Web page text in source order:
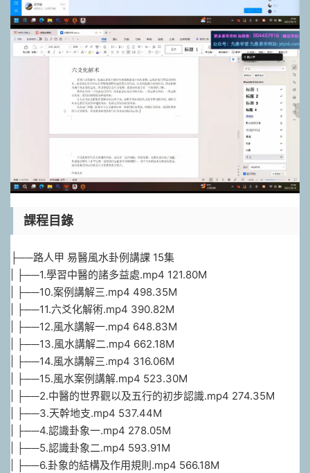
課程目錄
├──路人甲 易醫風水卦例講課 15集
| ├──1.學習中醫的諸多益處.mp4 121.80M
| ├──10.案例講解三.mp4 498.35M
| ├──11.六爻化解術.mp4 390.82M
| ├──12.風水講解一.mp4 648.83M
| ├──13.風水講解二.mp4 662.18M
| ├──14.風水講解三.mp4 316.06M
| ├──15.風水案例講解.mp4 523.30M
| ├──2.中醫的世界觀以及五行的初步認識.mp4 274.35M
| ├──3.天幹地支.mp4 537.44M
| ├──4.認識卦象一.mp4 278.05M
| ├──5.認識卦象二.mp4 593.91M
| ├──6.卦象的結構及作用規則.mp4 566.18M